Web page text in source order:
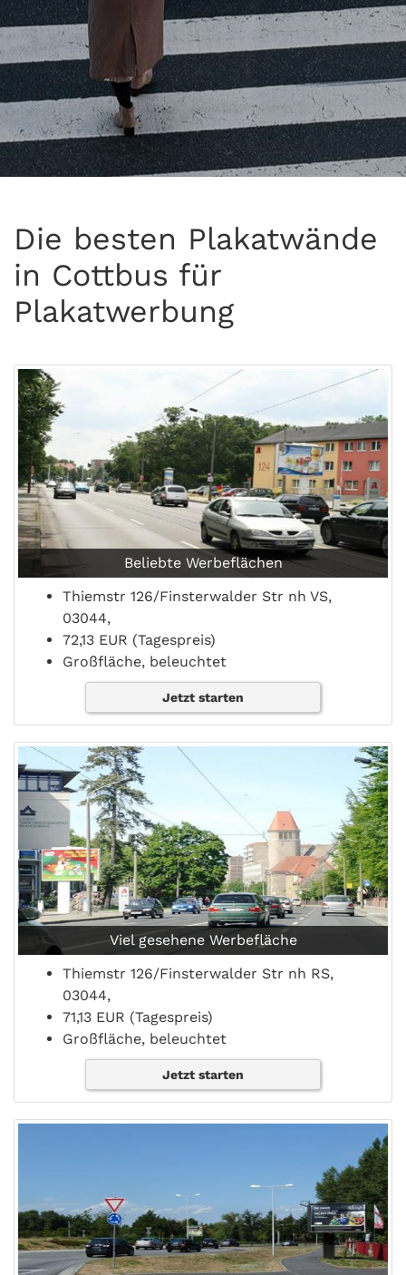
Die besten Plakatwände
in Cottbus für
Plakatwerbung
Beliebte Werbeflächen
Thiemstr 126/Finsterwalder Str nh VS,
03044,
72,13 EUR (Tagespreis)
Großfläche, beleuchtet
Jetzt starten
Viel gesehene Werbefläche
Thiemstr 126/Finsterwalder Str nh RS,
03044,
71,13 EUR (Tagespreis)
Großfläche, beleuchtet
Jetzt starten